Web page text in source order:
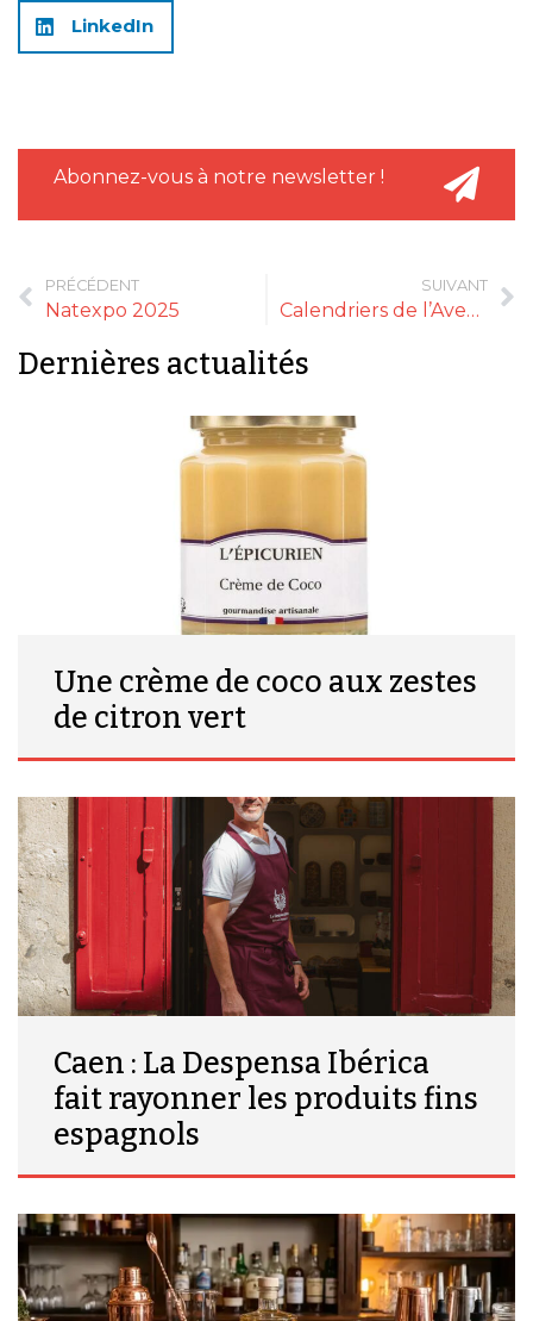
LinkedIn
Abonnez-vous à notre newsletter !
PRÉCÉDENT
Natexpo 2025
SUIVANT
Calendriers de l’Avent vrac & grain laGrange
Dernières actualités
Une crème de coco aux zestes
de citron vert
Caen : La Despensa Ibérica
fait rayonner les produits fins
espagnols